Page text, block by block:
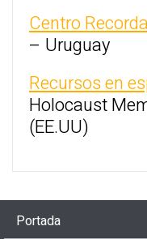
Centro
– Uruguay
Recursos en
Holocaust
(EE.UU)
Portada